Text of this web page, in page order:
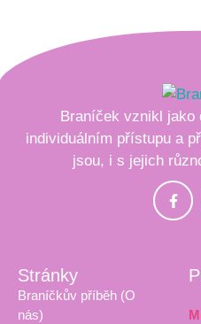
Braníček vznikl jako
individuálním přístupu a
jsou, i s jejich
Stránky
Braníčkův příběh (O
nás)